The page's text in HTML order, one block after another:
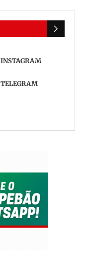
INSTAGRAM
TELEGRAM